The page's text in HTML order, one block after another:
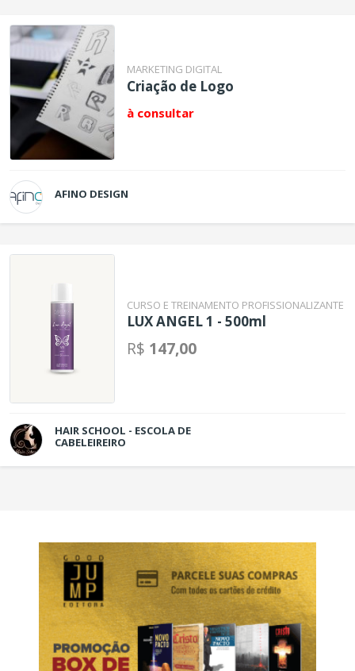
MARKETING DIGITAL
Criação de Logo
à consultar
AFINO DESIGN
CURSO E TREINAMENTO PROFISSIONALIZANTE
LUX ANGEL 1 - 500ml
R$ 147,00
HAIR SCHOOL - ESCOLA DE
CABELEIREIRO